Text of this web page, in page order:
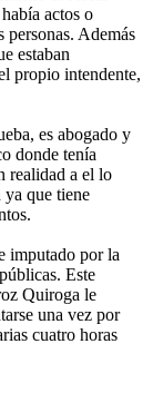
actos o
personas. Además
estaban
propio intendente,
es abogado y
donde tenía
realidad a el lo
que tiene
imputado por la
Este
Quiroga le
una vez por
cuatro horas